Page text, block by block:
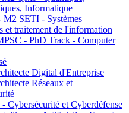
Informatique
SETI - Systèmes
et traitement de l'information
- PhD Track - Computer
Digital d'Entreprise
Réseaux et
Cybersécurité et Cyberdéfense